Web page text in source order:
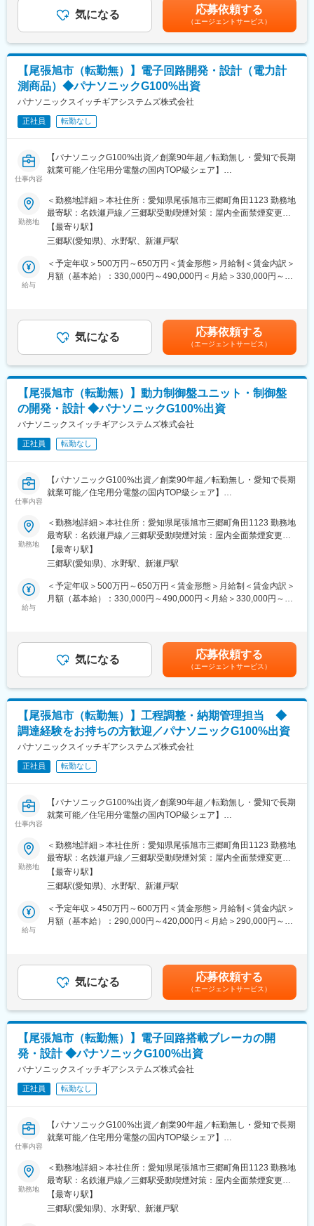
されています。
・工程変更・改善案件への対応
・製造現場への技術支援ツール内容の作成及び改定
入社後2週間の座学研修の後、現場実習に行っていただきます。一
通り、製品や製造工程を理解した上で、OJTにて工程設計業務を
初めていただきます。
ント等キャリアを選択できます。
・製品開発から量産立上げまで携われる
・工場の品質・コスト・納期を左右する重要な役割
・製造現場と設計部門をつなぐ中核的ポジション
■当社について：
・小型・高耐食・省電力なバルブを中心に、10,000種類以上（国
ダーメイドに強みを持ち、設計から販売まで全て一貫して自社で
行っています。売上のおよそ半分が医療市場からの為、景気に左
大学など、世界のトップクラスの研究・学術機関への納品実績が
あります。
・製品は大手生化学分析装置メーカー、環境測定機器メーカーで
採用されており安定した将来性のある事業です。
変更の範囲：会社の定める業務
回（10月）■賞与：年2回（6月、12月）賃金はあくまでも目安の
金額であり、選考を通じて上下する可能性があります。月給(月額)
は固定手当を含めた表記です。
気になる 応募依頼する
（エージェントサービス）
【尾張旭市（転勤無）】電子回路開発・設計（電力計
測商品）◆パナソニックG100%出資
パナソニックスイッチギアシステムズ株式会社
正社員 転勤なし
仕事内容
【パナソニックG100%出資／創業90年超／転勤無し・愛知で長期
就業可能／住宅用分電盤の国内TOP級シェア】
■職務内容：
電力を主としたエネルギー計測商品、設定された時刻に制御を行
う時計商品などの設計開発を行います。
品質・コストに優れた商品をタイムリーに開発する新規開発、既
存商品のEOL対応設計が重要になっています。
【期待する役割】
常にQCDを意識して、関係部署と連携しスピイーディな開発・設
■具体的な仕事内容：
・上記商品群の新規開発業務および合理化、EOL対応等の改善、
・目標コストを実現する部品選定や製造工程構築
・納期達成に向けた開発日程の管理、開発メンバや関連部署との
各種調整
着した設計業務も求められます。
・お客様の省エネニーズや安心安全を実現する電気インフラ設備
の商品開発を行っている自負と責任を感じて仕事することができ
・古い技術と新しい技術要素が融合した商品であり、やる気次第
で幅広く電気、電子回路の知見を得ることができます
■職場の雰囲気：
成にも積極的に取り組んでおり、技術伝承を行いながら若手育成
が盛んになってます。
・職場内は、電気、電子回路技術者だけではなく、ソフトウェア
技術者、機構技術者など多岐に渡る技術、商品開発を行うメンバ
ーがおり、
お互いの知見を集めて、個人のスキルをさらに高めることがで
きる環境です。
・課内でも4つの商品群に携わっており、様々な商品開発にチャレ
ンジできる環境です。
変更の範囲：会社の定める業務
勤務地
＜勤務地詳細＞本社住所：愛知県尾張旭市三郷町角田1123 勤務地
最寄駅：名鉄瀬戸線／三郷駅受動喫煙対策：屋内全面禁煙変更の
範囲：会社の定める事業所
【最寄り駅】
三郷駅(愛知県)、水野駅、新瀬戸駅
給与
＜予定年収＞500万円～650万円＜賃金形態＞月給制＜賃金内訳＞
月額（基本給）：330,000円～490,000円＜月給＞330,000円～
月、12月）※業績、個人の能力による賃金はあくまでも目安の金
額であり、選考を通じて上下する可能性があります。月給(月額)は
固定手当を含めた表記です。
気になる 応募依頼する
（エージェントサービス）
【尾張旭市（転勤無）】動力制御盤ユニット・制御盤
の開発・設計 ◆パナソニックG100%出資
パナソニックスイッチギアシステムズ株式会社
正社員 転勤なし
仕事内容
【パナソニックG100%出資／創業90年超／転勤無し・愛知で長期
就業可能／住宅用分電盤の国内TOP級シェア】
■職務内容：
制御盤を開発するとともに、その心臓ととなる、制御回路を電子
化した差別化設計を行います。
制御盤の電子化は、他社に無い当社の強みとして、過去商品の向
上、新規開発のうえで重要な職務です。
【期待する役割】
ご一緒に開発を通じて、世の中に無い電子ユニットを開発してい
にご努力をお願いしたく存じます。
■具体的な仕事内容：
・原価の把握と事業貢献の把握、
・制御盤搭載既存商品の育成（合理化、品質改善、ＥＯＬ対応
等）
■仕事を通じて得られること：
・電気の安全安心を守っている商品開発を行っている自負と、社
ができます。
・制御盤の業務を通じて、制御方式、シーケンス、配電知識およ
とができます。
併せて、周辺商品である分電盤の配電技術も同時に得ることも
可能です。
・制御盤は客先要望に対しての提案商品であり、顧客、電気工事
説得力等の
ヒューマンスキルズ向上が図れます。
にも積極的に取り組んでおり、技術伝承を行いながら若手育成が
盛んになってます。
・品質保証、生産管理 営業所など他部署との連携が不可欠な職
場です。
・職場内は、盤商品設計者だけでなく、ブレーカ設計や、計測商
品設計など多岐に渡る技術、商品開発を行うメンバがおりフラッ
トに議論できる職場です。
・様々な商品を開発しておりますので、廻りに興味を持てば、更
に様々な商品開発にチャレンジできる可能性があります。
・少人数の課ですので、廻りの人、廻りの仕事が見易く、解り易
変更の範囲：会社の定める業務
勤務地
＜勤務地詳細＞本社住所：愛知県尾張旭市三郷町角田1123 勤務地
最寄駅：名鉄瀬戸線／三郷駅受動喫煙対策：屋内全面禁煙変更の
範囲：会社の定める事業所
【最寄り駅】
三郷駅(愛知県)、水野駅、新瀬戸駅
給与
＜予定年収＞500万円～650万円＜賃金形態＞月給制＜賃金内訳＞
月額（基本給）：330,000円～490,000円＜月給＞330,000円～
月、12月）※業績、個人の能力による賃金はあくまでも目安の金
額であり、選考を通じて上下する可能性があります。月給(月額)は
固定手当を含めた表記です。
気になる 応募依頼する
（エージェントサービス）
【尾張旭市（転勤無）】工程調整・納期管理担当 ◆
調達経験をお持ちの方歓迎／パナソニックG100%出資
パナソニックスイッチギアシステムズ株式会社
正社員 転勤なし
仕事内容
【パナソニックG100%出資／創業90年超／転勤無し・愛知で長期
就業可能／住宅用分電盤の国内TOP級シェア】
■担当業務と期待する役割：
当部のミッションは製品の安定供給になります。その為の施策と
してサプライチェーンマネジメントや製造管理、価格交渉など今
までの経験を活かした役割を期待します。知識がない方でも、経
験を活かした上で新しい文化・風を入れていただきたいと考えて
います。当課の業務は多岐にわたる為、既存の長所を活かした業
務が必ず存在すると共に、弱点を強化してスキルアップができる
環境があります。私たちとともに成長し、事業・業界・社会へ貢
■具体的な仕事内容：
・受注製品等に関する工程管理
・商品設計・購買部品・製造・工場出荷における生産工程の管
■仕事を通じて得られること：
当課では、住宅分電盤のサプライチェーン全てにおける技術的業
務を経験できます。また、技術的なスキルだけでなく、対内・対
らに、電材業界において必要となる技術的スキルの取得はもちろ
ん、会社運営に関わる多種多様な業務も経験できます。
■職場の雰囲気：
・現在、社員の構成はベテラン組と若手組の二極化になってお
・関連する商材であるブレーカ、計測機器など多岐に渡る商品担
当者が周囲に在籍しています。
・設計部、生産技術部、営業部、調達部など他部署との連携が不
可欠な職場です。
勤務地
＜勤務地詳細＞本社住所：愛知県尾張旭市三郷町角田1123 勤務地
最寄駅：名鉄瀬戸線／三郷駅受動喫煙対策：屋内全面禁煙変更の
範囲：会社の定める事業所
【最寄り駅】
三郷駅(愛知県)、水野駅、新瀬戸駅
給与
＜予定年収＞450万円～600万円＜賃金形態＞月給制＜賃金内訳＞
月額（基本給）：290,000円～420,000円＜月給＞290,000円～
月、12月）※業績、個人の能力による賃金はあくまでも目安の金
額であり、選考を通じて上下する可能性があります。月給(月額)は
固定手当を含めた表記です。
気になる 応募依頼する
（エージェントサービス）
【尾張旭市（転勤無）】電子回路搭載ブレーカの開
発・設計 ◆パナソニックG100%出資
パナソニックスイッチギアシステムズ株式会社
正社員 転勤なし
仕事内容
【パナソニックG100%出資／創業90年超／転勤無し・愛知で長期
就業可能／住宅用分電盤の国内TOP級シェア】
■職務内容：
電子回路を搭載した漏電ブレーカを中心とする電子回路搭載ブレ
ーカの開発業務を行います。特に、高機能なブレーカの新規開
発、既存商品のＥＯＬ対応設計が重要になっております。
勤務地
＜勤務地詳細＞本社住所：愛知県尾張旭市三郷町角田1123 勤務地
最寄駅：名鉄瀬戸線／三郷駅受動喫煙対策：屋内全面禁煙変更の
範囲：会社の定める事業所
【最寄り駅】
三郷駅(愛知県)、水野駅、新瀬戸駅